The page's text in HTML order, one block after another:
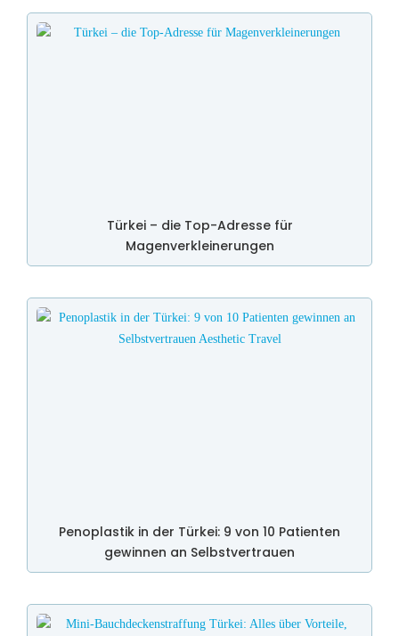
Türkei – die Top-Adresse für
Magenverkleinerungen
Penoplastik in der Türkei: 9 von 10 Patienten
gewinnen an Selbstvertrauen